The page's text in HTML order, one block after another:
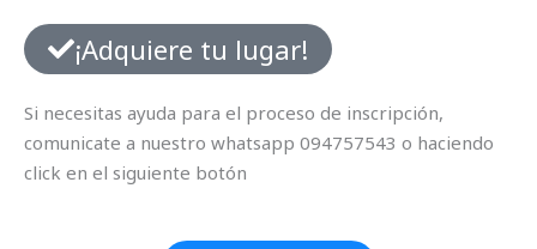
¡Adquiere tu lugar!
Si necesitas ayuda para el proceso de inscripción,
comunicate a nuestro whatsapp 094757543 o haciendo
click en el siguiente botón